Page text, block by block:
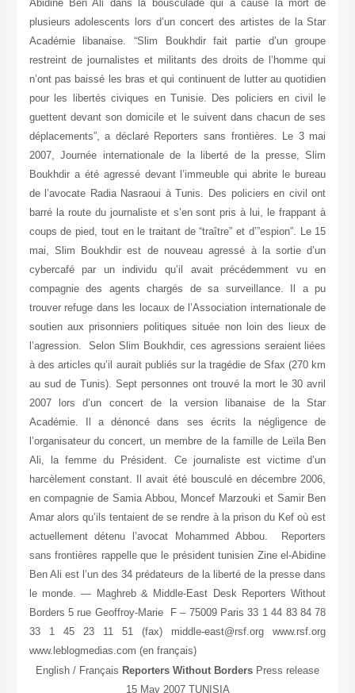
Abidine Ben Ali dans la bousculade qui a causé la mort de
plusieurs adolescents lors d’un concert des artistes de la Star
Académie libanaise. “Slim Boukhdir fait partie d’un groupe
restreint de journalistes et militants des droits de l’homme qui
n’ont pas baissé les bras et qui continuent de lutter au quotidien
pour les libertés civiques en Tunisie. Des policiers en civil le
guettent devant son domicile et le suivent dans chacun de ses
déplacements”, a déclaré Reporters sans frontières. Le 3 mai
2007, Journée internationale de la liberté de la presse, Slim
Boukhdir a été agressé devant l’immeuble qui abrite le bureau
de l’avocate Radia Nasraoui à Tunis. Des policiers en civil ont
barré la route du journaliste et s’en sont pris à lui, le frappant à
coups de pied, tout en le traitant de “traître” et d’”espion”. Le 15
mai, Slim Boukhdir est de nouveau agressé à la sortie d’un
cybercafé par un individu qu’il avait précédemment vu en
compagnie des agents chargés de sa surveillance. Il a pu
trouver refuge dans les locaux de l’Association internationale de
soutien aux prisonniers politiques située non loin des lieux de
l’agression. Selon Slim Boukhdir, ces agressions seraient liées
à des articles qu’il aurait publiés sur la tragédie de Sfax (270 km
au sud de Tunis). Sept personnes ont trouvé la mort le 30 avril
2007 lors d’un concert de la version libanaise de la Star
Académie. Il a dénoncé dans ses écrits la négligence de
l’organisateur du concert, un membre de la famille de Leïla Ben
Ali, la femme du Président. Ce journaliste est victime d’un
harcèlement constant. Il avait été bousculé en décembre 2006,
en compagnie de Samia Abbou, Moncef Marzouki et Samir Ben
Amar alors qu’ils tentaient de se rendre à la prison du Kef où est
actuellement détenu l’avocat Mohammed Abbou. Reporters
sans frontières rappelle que le président tunisien Zine el-Abidine
Ben Ali est l’un des 34 prédateurs de la liberté de la presse dans
le monde. — Maghreb & Middle-East Desk Reporters Without
Borders 5 rue Geoffroy-Marie F – 75009 Paris 33 1 44 83 84 78
33 1 45 23 11 51 (fax) middle-east@rsf.org www.rsf.org
www.leblogmedias.com (en français)
English / Français Reporters Without Borders Press release
15 May 2007 TUNISIA